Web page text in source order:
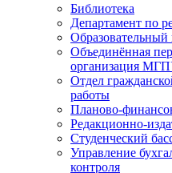
Библиотека
Департамент по
Объединённая
организация
Отдел
работы
Планово-
Редакционно-
Студенческий
Управление
контроля